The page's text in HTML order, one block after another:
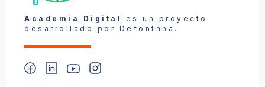
Academia Digital
es un proyecto
desarrollado por Defontana.